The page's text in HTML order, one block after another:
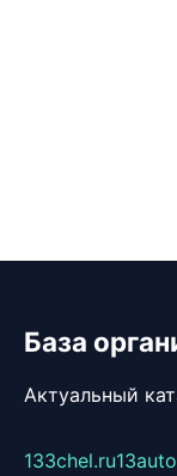
База
Актуальный
133chel.ru